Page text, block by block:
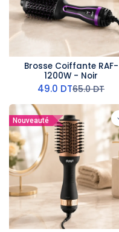
Brosse Coiffante RAF-
1200W - Noir
49.0 DT65.0DT
Nouveauté